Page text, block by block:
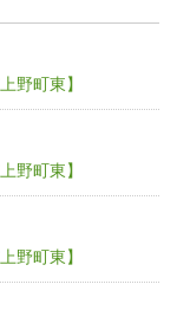
野町東】
野町東】
野町東】